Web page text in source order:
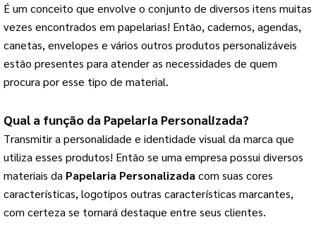
É um conceito que envolve o conjunto de diversos itens muitas
vezes encontrados em papelarias! Então, cadernos, agendas,
canetas, envelopes e vários outros produtos personalizáveis
estão presentes para atender as necessidades de quem
procura por esse tipo de material.
Qual a função da Papelaria Personalizada?
Transmitir a personalidade e identidade visual da marca que
utiliza esses produtos! Então se uma empresa possui diversos
materiais da Papelaria Personalizada com suas cores
características, logotipos outras características marcantes,
com certeza se tornará destaque entre seus clientes.